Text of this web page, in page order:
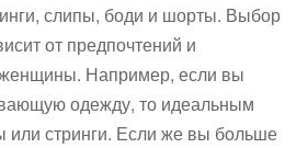
слипы, боди и шорты. Выбор
от предпочтений и
Например, если вы
одежду, то идеальным
или стринги. Если же вы больше